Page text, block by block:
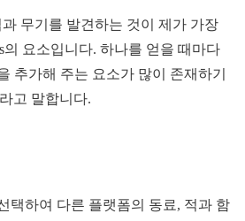
무기를 발견하는 것이 제가 가장
의 요소입니다. 하나를 얻을 때마다
추가해 주는 요소가 많이 존재하기
고 말합니다.
택하여 다른 플랫폼의 동료, 적과 함